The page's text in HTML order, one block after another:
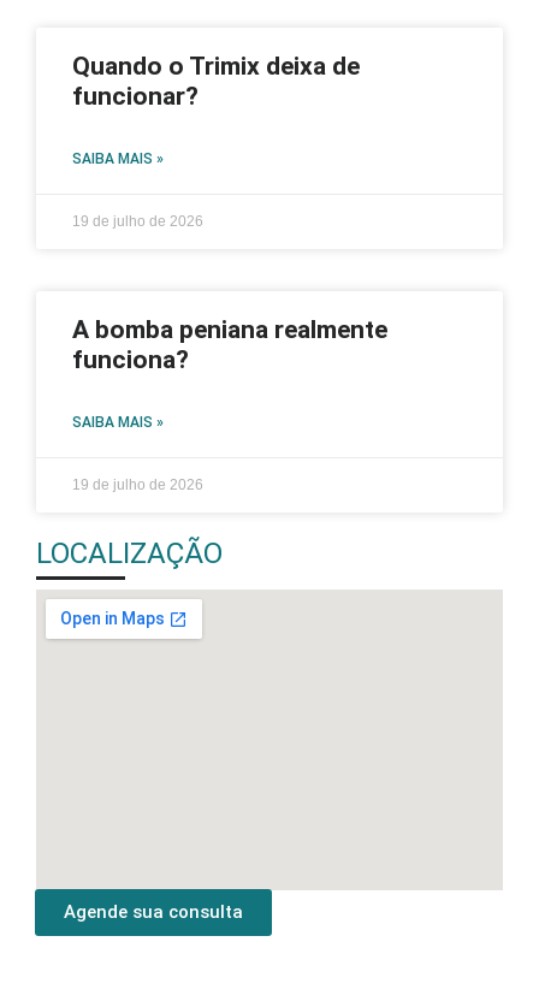
Quando o Trimix deixa de
funcionar?
SAIBA MAIS »
19 de julho de 2026
A bomba peniana realmente
funciona?
SAIBA MAIS »
19 de julho de 2026
LOCALIZAÇÃO
Agende sua consulta